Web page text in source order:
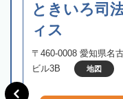
ときいろ司
ィス
〒460-0008 愛知県名
ビル3B
地図